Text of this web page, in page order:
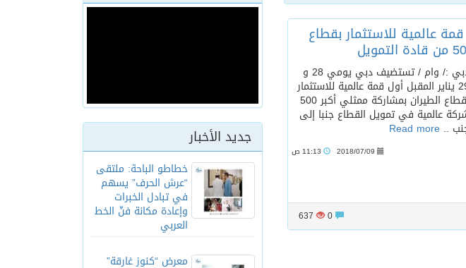
جديد الأخبار
خطاطو الباحة: ملتقى
“عرش الحرف” يسهم
في تبادل الخبرات
وإعادة مكانة فنّ الخط
العربي
معرض “كنوز غارقة”
عالمية للاستثمار بقطاع
دبي :/ وام / تستضيف دبي يومي 28 و
29 يناير المقبل أول قمة عالمية للاستثمار
بقطاع الطيران بمشاركة ممثلي أكبر 500
عالمية في تمويل القطاع جنبا إلى
..
Read more
2018/07/09
637